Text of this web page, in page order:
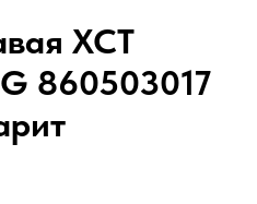
XCT
860503017